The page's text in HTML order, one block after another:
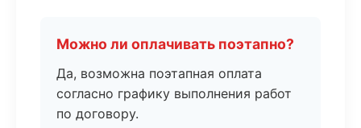
Можно ли оплачивать поэтапно?
Да, возможна поэтапная оплата
согласно графику выполнения работ
по договору.